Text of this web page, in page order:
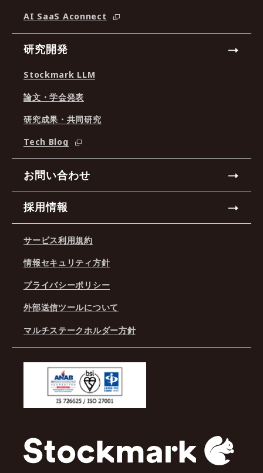
AI SaaS Aconnect
研究開発
Stockmark LLM
論文・学会発表
研究成果・共同研究
Tech Blog
お問い合わせ
採用情報
サービス利用規約
情報セキュリティ方針
プライバシーポリシー
外部送信ツールについて
マルチステークホルダー方針